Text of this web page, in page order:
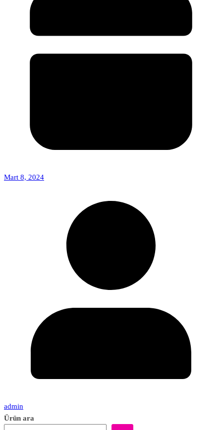
Mart 8, 2024
admin
Ürün ara